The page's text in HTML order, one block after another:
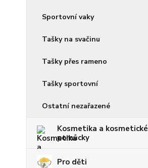
Sportovní vaky
Tašky na svačinu
Tašky přes rameno
Tašky sportovní
Ostatní nezařazené
Kosmetika a kosmetické
pomůcky
Pro děti